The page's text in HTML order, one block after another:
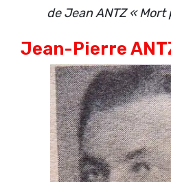
de Jean ANTZ «
Jean-Pierre